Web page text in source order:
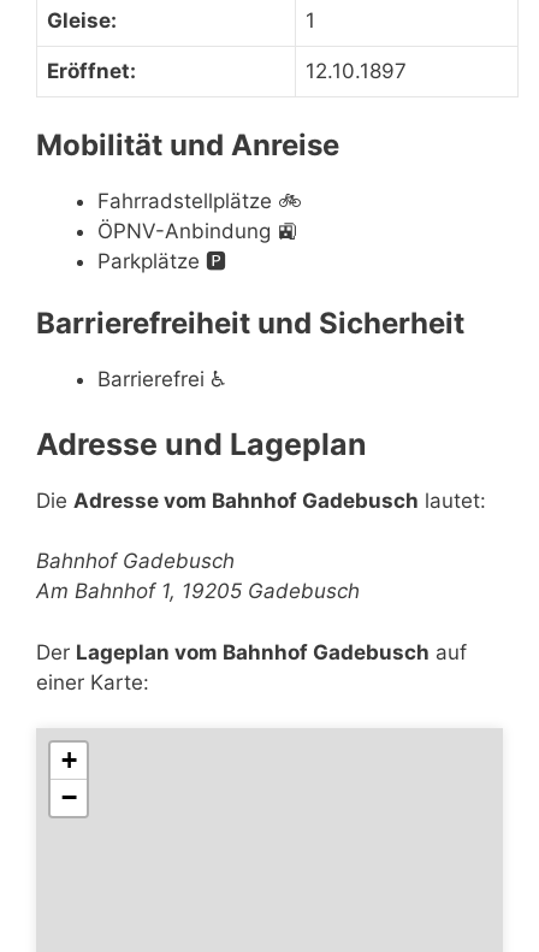
Gleise: 1
Eröffnet: 12.10.1897
Mobilität und Anreise
Fahrradstellplätze 🚲
ÖPNV-Anbindung 🚉
Parkplätze 🅿️
Barrierefreiheit und Sicherheit
Barrierefrei ♿
Adresse und Lageplan
Die Adresse vom Bahnhof Gadebusch lautet:
Bahnhof Gadebusch
Am Bahnhof 1, 19205 Gadebusch
Der Lageplan vom Bahnhof Gadebusch auf
einer Karte:
+
−